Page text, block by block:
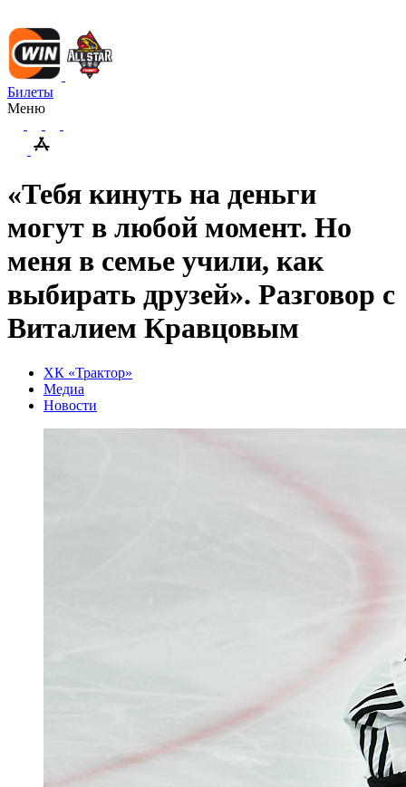
Билеты
Меню
«Тебя кинуть на деньги
могут в любой момент. Но
меня в семье учили, как
выбирать друзей». Разговор с
Виталием Кравцовым
ХК «Трактор»
Медиа
Новости